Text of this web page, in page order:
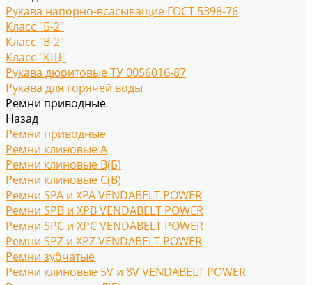
Рукава напорно-всасыващие ГОСТ 5398-76
Класс "Б-2"
Класс "В-2"
Класс "КЩ"
Рукава дюритовые ТУ 0056016-87
Рукава для горячей воды
Ремни приводные
Назад
Ремни приводные
Ремни клиновые A
Ремни клиновые В(Б)
Ремни клиновые С(B)
Ремни SPA и XPA VENDABELT POWER
Ремни SPB и XPB VENDABELT POWER
Ремни SPC и XPC VENDABELT POWER
Ремни SPZ и XPZ VENDABELT POWER
Ремни зубчатые
Ремни клиновые 5V и 8V VENDABELT POWER